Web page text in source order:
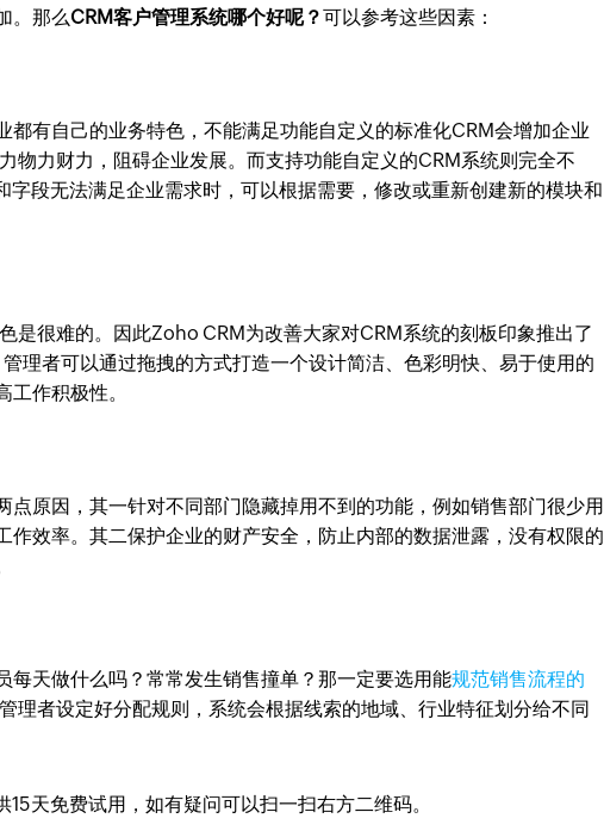
。那么CRM客户管理系统哪个好呢？可以参考这些因素：
都有自己的业务特色，不能满足功能自定义的标准化CRM会增加企业
物力财力，阻碍企业发展。而支持功能自定义的CRM系统则完全不
段无法满足企业需求时，可以根据需要，修改或重新创建新的模块和
是很难的。因此Zoho CRM为改善大家对CRM系统的刻板印象推出了
理者可以通过拖拽的方式打造一个设计简洁、色彩明快、易于使用的
作积极性。
点原因，其一针对不同部门隐藏掉用不到的功能，例如销售部门很少用
作效率。其二保护企业的财产安全，防止内部的数据泄露，没有权限的
每天做什么吗？常常发生销售撞单？那一定要选用能规范销售流程的
理者设定好分配规则，系统会根据线索的地域、行业特征划分给不同
天免费试用，如有疑问可以扫一扫右方二维码。